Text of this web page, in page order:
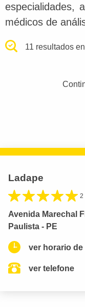
especialidades,
médicos de
11 resultados
Ladape
2
Avenida Marechal
Paulista - PE
ver horario
ver telefone